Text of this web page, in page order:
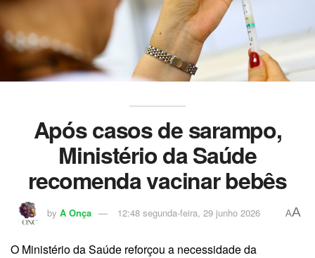
Após casos de sarampo,
Ministério da Saúde
recomenda vacinar bebês
by A Onça 12:48 segunda-feira, 29 junho 2026 AA
O Ministério da Saúde reforçou a necessidade da